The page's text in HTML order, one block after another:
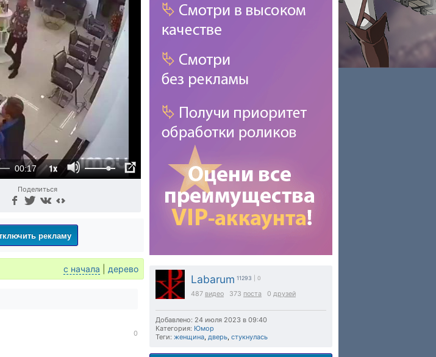
00:17 1x
Поделиться
Labarum 11293 | 0
487 видео 373 поста 0 друзей
Добавлено: 24 июля 2023 в 09:40
Категория: Юмор
Теги: женщина, дверь, стукнулась
рекламу
с начала дерево
0